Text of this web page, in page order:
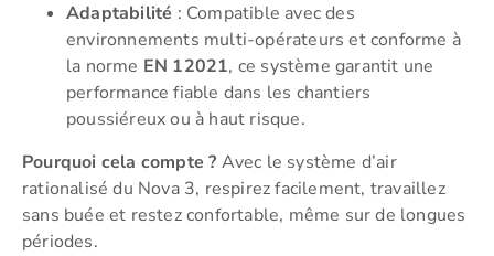
Adaptabilité : Compatible avec des
environnements multi-opérateurs et conforme à
la norme EN 12021, ce système garantit une
performance fiable dans les chantiers
poussiéreux ou à haut risque.
Pourquoi cela compte ? Avec le système d’air
rationalisé du Nova 3, respirez facilement, travaillez
sans buée et restez confortable, même sur de longues
périodes.